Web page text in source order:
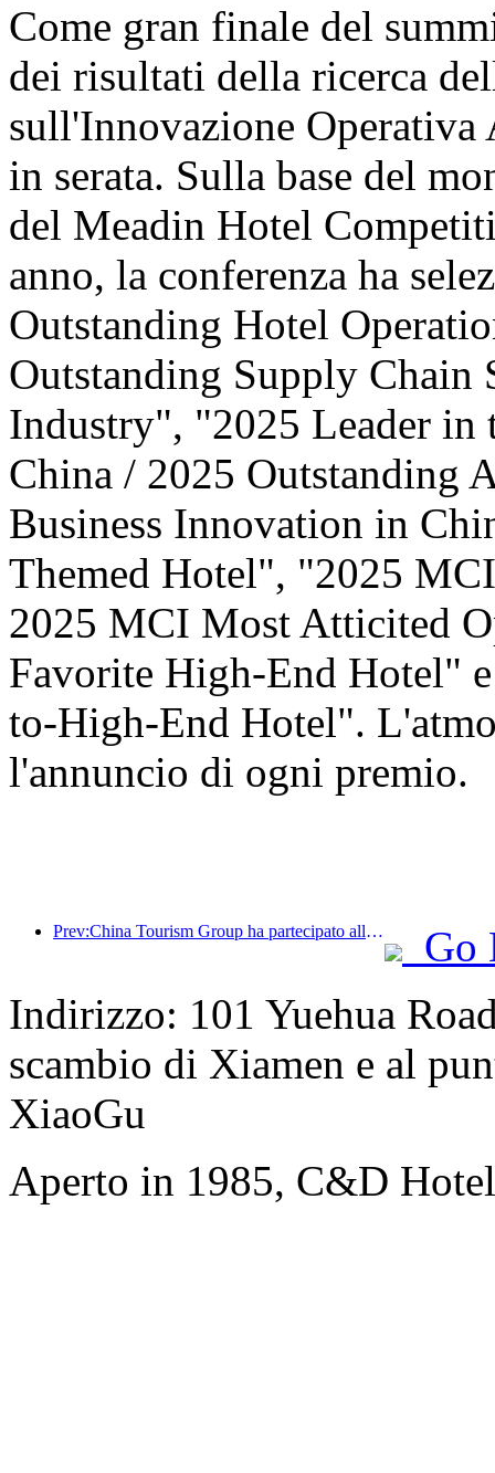
Come gran finale del
dei risultati della ricerca
sull'Innovazione Operativa
in serata. Sulla base del
del Meadin Hotel
anno, la conferenza ha
Outstanding Hotel
Outstanding Supply Chain
Industry", "2025 Leader
China / 2025 Outstanding
Business Innovation in
Themed Hotel", "2025
2025 MCI Most Atticited
Favorite High-End Hotel"
to-High-End Hotel".
l'annuncio di ogni premio.
Prev:China Tourism Group ha partecipato alla China International Import Expo per otto anni consecutivi, firmando contratti per un valore di oltre 1 miliardo di dollari.
Go
Indirizzo: 101 Yuehua
scambio di Xiamen e al
XiaoGu
Aperto in 1985, C&D